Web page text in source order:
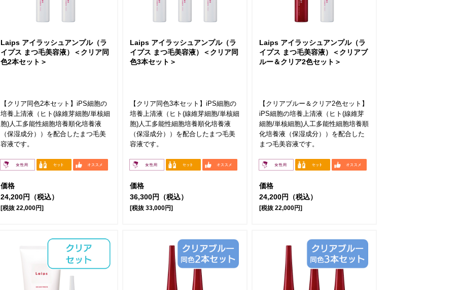
Laips アイラッシュアンプル（ラ
イプス まつ毛美容液）＜クリア同
色2本セット＞
【クリア同色2本セット】iPS細胞の
培養上清液（ヒト(線維芽細胞/単核細
胞)人工多能性細胞培養順化培養液
（保湿成分））を配合したまつ毛美
容液です。
価格
24,200円（税込）
[税抜 22,000円]
Laips アイラッシュアンプル（ラ
イプス まつ毛美容液）＜クリア同
色3本セット＞
【クリア同色3本セット】iPS細胞の
培養上清液（ヒト(線維芽細胞/単核細
胞)人工多能性細胞培養順化培養液
（保湿成分））を配合したまつ毛美
容液です。
価格
36,300円（税込）
[税抜 33,000円]
Laips アイラッシュアンプル（ラ
イプス まつ毛美容液）＜クリアブ
ルー＆クリア2色セット＞
【クリアブルー＆クリア2色セット】
iPS細胞の培養上清液（ヒト(線維芽
細胞/単核細胞)人工多能性細胞培養順
化培養液（保湿成分））を配合した
まつ毛美容液です。
価格
24,200円（税込）
[税抜 22,000円]